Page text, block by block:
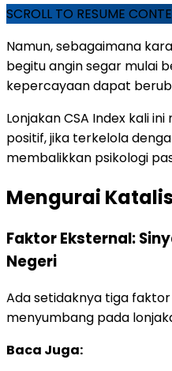
SCROLL TO RESUME
Namun, sebagaimana
begitu angin segar mulai
kepercayaan dapat
Lonjakan CSA Index kali
positif, jika terkelola
membalikkan psikologi
Mengurai
Faktor Eksternal:
Negeri
Ada setidaknya tiga
menyumbang pada
Baca Juga: